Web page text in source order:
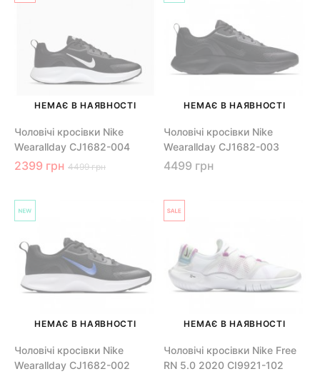
НЕМАЄ В НАЯВНОСТІ
Чоловічі кросівки Nike
Wearallday CJ1682-004
2399 грн 4499 грн
НЕМАЄ В НАЯВНОСТІ
Чоловічі кросівки Nike
Wearallday CJ1682-003
4499 грн
НЕМАЄ В НАЯВНОСТІ
Чоловічі кросівки Nike
Wearallday CJ1682-002
НЕМАЄ В НАЯВНОСТІ
Чоловічі кросівки Nike Free
RN 5.0 2020 CI9921-102